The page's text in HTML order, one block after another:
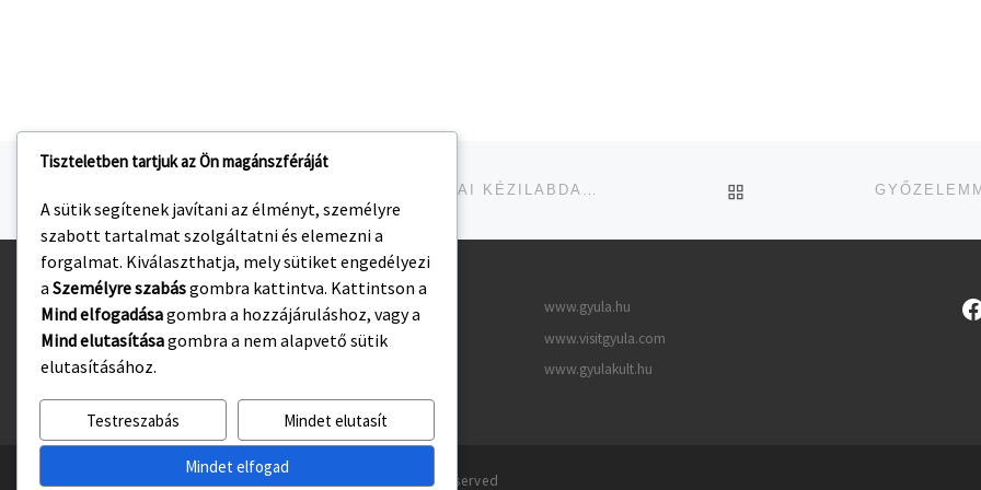
Navigálás a bejegyzések között
jelen bejegyzés
GYŐZELEMMEL ZÁRTA A BAJNOKSÁGOT A GYULAI KÉZILABDACSAPAT UGRÁS AZ OLDAL
Kezdőlap
Adatvédelmi irányelvek
www.gyula.hu
www.visitgyula.com
www.gyulakult.hu
Gyulasport Nonprofit Kft. – All rights reserved
Tiszteletben tartjuk az Ön magánszféráját
A sütik segítenek javítani az élményt, személyre
szabott tartalmat szolgáltatni és elemezni a
forgalmat. Kiválaszthatja, mely sütiket engedélyezi
a Személyre szabásgombra kattintva. Kattintson a
Mind elfogadásagombra a hozzájáruláshoz, vagy a
Mind elutasításagombra a nem alapvető sütik
elutasításához.
Testreszabás Mindet elutasít
Mindet elfogad